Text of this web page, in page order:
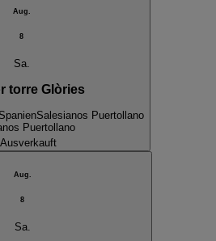
Aug.
8
Sa.
torre Glòries
Salesianos Puertollano
Puertollano
Ausverkauft
Aug.
8
Sa.